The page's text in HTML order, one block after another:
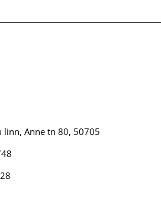
linn, Anne tn 80, 50705